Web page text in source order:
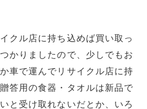
クル店に持ち込めば買い取っ
かりましたので、少しでもお
車で運んでリサイクル店に持
答用の食器・タオルは新品で
と受け取れないだとか、いろ